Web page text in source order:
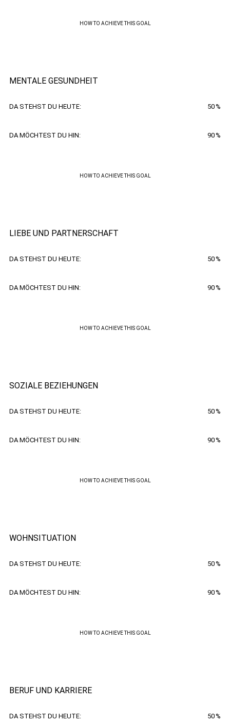
HOW TO ACHIEVE THIS GOAL
MENTALE GESUNDHEIT
DA STEHST DU HEUTE: 50%
DA MÖCHTEST DU HIN: 90%
HOW TO ACHIEVE THIS GOAL
LIEBE UND PARTNERSCHAFT
DA STEHST DU HEUTE: 50%
DA MÖCHTEST DU HIN: 90%
HOW TO ACHIEVE THIS GOAL
SOZIALE BEZIEHUNGEN
DA STEHST DU HEUTE: 50%
DA MÖCHTEST DU HIN: 90%
HOW TO ACHIEVE THIS GOAL
WOHNSITUATION
DA STEHST DU HEUTE: 50%
DA MÖCHTEST DU HIN: 90%
HOW TO ACHIEVE THIS GOAL
BERUF UND KARRIERE
DA STEHST DU HEUTE: 50%